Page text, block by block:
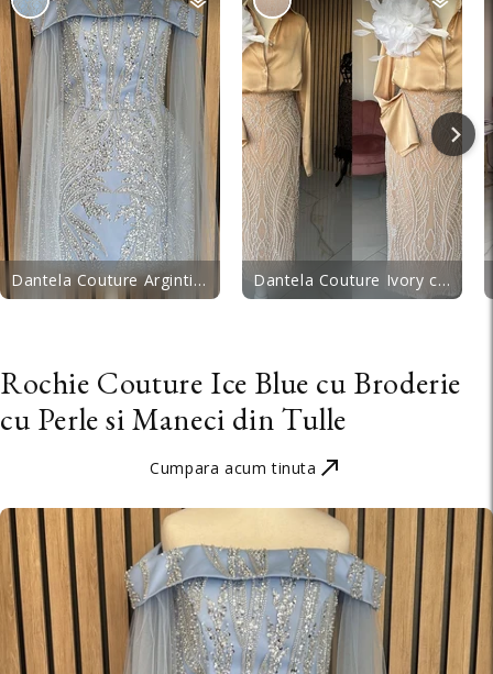
Dantela Couture Argintie pe Tulle Bleu cu Perle, Margele si Paiete Dantela Couture Ivory cu Tulle Nude cu Perle, Margele si Paiete
Rochie Couture Ice Blue cu Broderie
cu Perle si Maneci din Tulle
Cumpara acum tinuta